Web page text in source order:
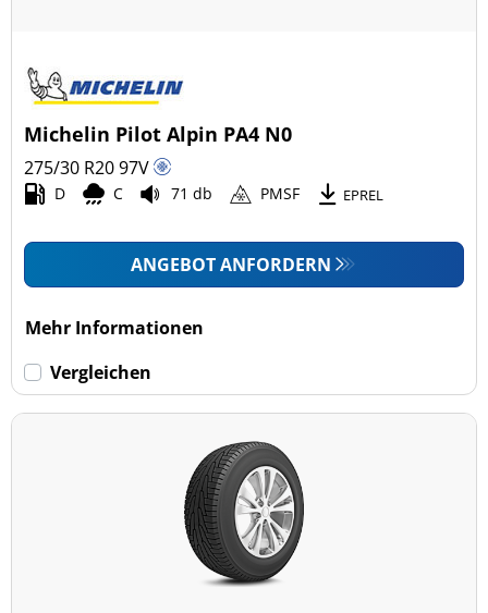
Michelin Pilot Alpin PA4 N0
275/30 R2097V
D C 71 db PMSF EPREL
ANGEBOT ANFORDERN
Mehr Informationen
Vergleichen